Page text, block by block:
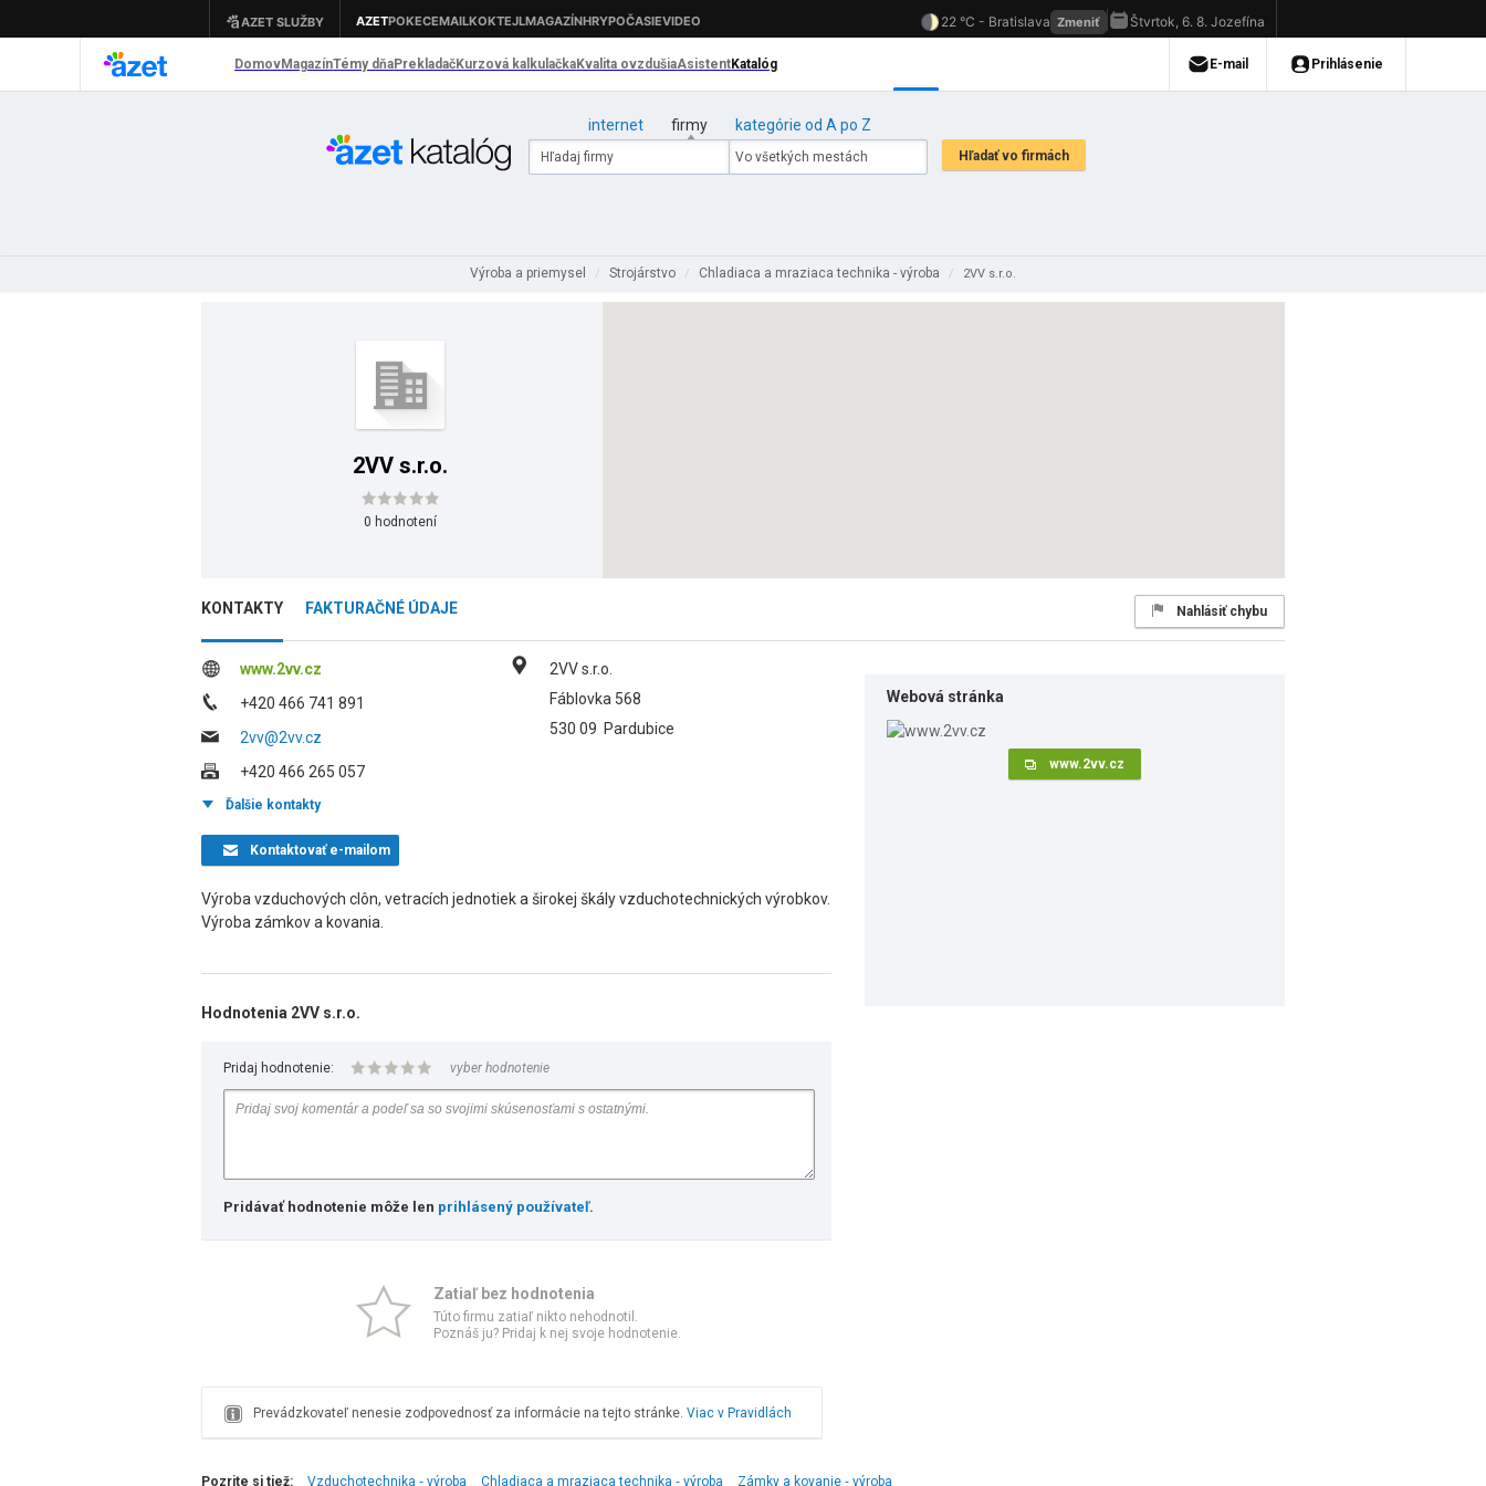
internet firmy kategórie od A po Z
Výroba a priemysel / Strojárstvo / Chladiaca a mraziaca technika - výroba / 2VV s.r.o.
2VV s.r.o.
0 hodnotení
KONTAKTY FAKTURAČNÉ ÚDAJE Nahlásiť chybu
www.2vv.cz
+420 466 741 891
2vv@2vv.cz
+420 466 265 057
2VV s.r.o.
Fáblovka 568
530 09 Pardubice
Ďalšie kontakty
Kontaktovaťe-mailom
Výroba vzduchových clôn, vetracích jednotiek a širokej škály vzduchotechnických výrobkov.
Výroba zámkov a kovania.
Hodnotenia 2VV s.r.o.
Pridaj hodnotenie: vyber hodnotenie
Pridávať hodnotenie môže len prihlásený používateľ.
Zatiaľ bez hodnotenia
Túto firmu zatiaľ nikto nehodnotil.
Poznáš ju? Pridaj k nej svoje hodnotenie.
Prevádzkovateľ nenesie zodpovednosť za informácie na tejto stránke. Viac v Pravidlách
Webová stránka
www.2vv.cz
Pozrite si tiež: Vzduchotechnika ‑ výroba Chladiaca a mraziaca technika ‑ výroba Zámky a kovanie ‑ výroba